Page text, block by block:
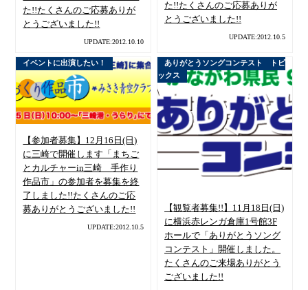
た!!たくさんのご応募ありが
とうございました!!
UPDATE:2012.10.10
た!!たくさんのご応募ありが
とうございました!!
UPDATE:2012.10.5
イベントに出演したい！
【参加者募集】12月16日(日)
に三崎で開催します「まちご
とカルチャーin三崎 手作り
作品市」の参加者を募集を終
了しました!!たくさんのご応
募ありがとうございました!!
UPDATE:2012.10.5
ありがとうソングコンテスト トピ
ックス
【観覧者募集!!】11月18日(日)
に横浜赤レンガ倉庫1号館3F
ホールで「ありがとうソング
コンテスト」開催しました。
たくさんのご来場ありがとう
ございました!!